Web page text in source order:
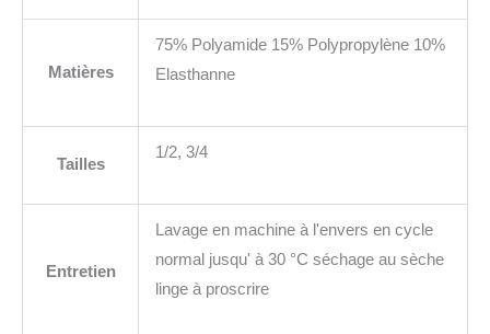
Matières
75% Polyamide 15% Polypropylène 10%
Elasthanne
Tailles
1/2, 3/4
Entretien
Lavage en machine à l'envers en cycle
normal jusqu' à 30 °C séchage au sèche
linge à proscrire